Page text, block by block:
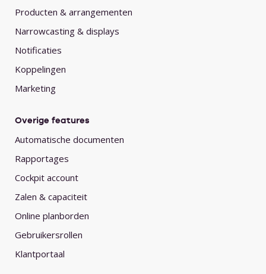
Producten & arrangementen
Narrowcasting & displays
Notificaties
Koppelingen
Marketing
Overige features
Automatische documenten
Rapportages
Cockpit account
Zalen & capaciteit
Online planborden
Gebruikersrollen
Klantportaal